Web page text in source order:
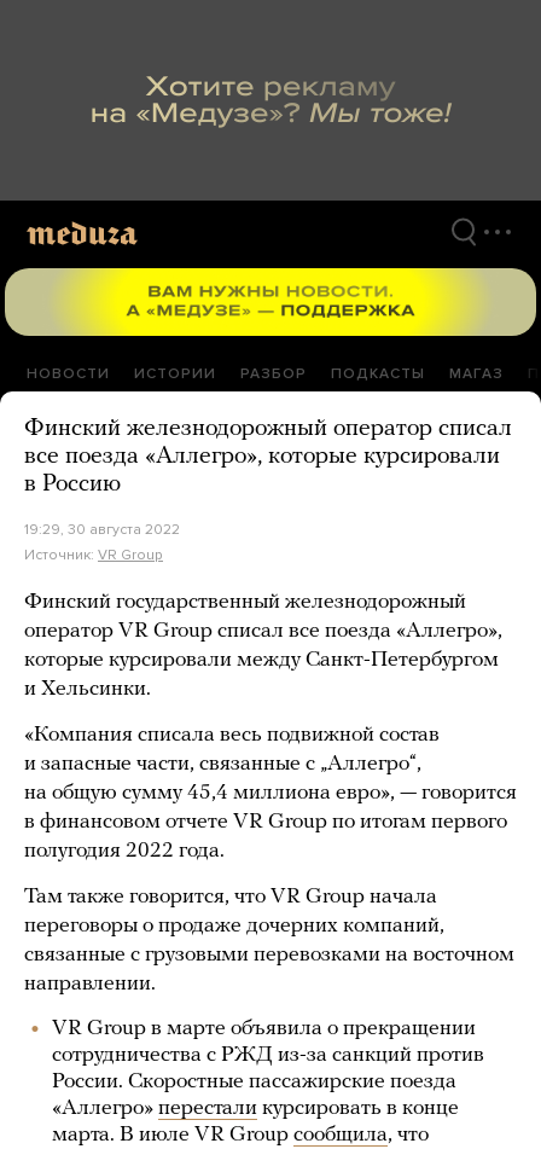
НОВОСТИ ИСТОРИИ РАЗБОР ПОДКАСТЫ МАГАЗ
Финский железнодорожный оператор списал
все поезда «Аллегро», которые курсировали
в Россию
19:29, 30 августа 2022
Источник: VR Group
Финский государственный железнодорожный
оператор VR Group списал все поезда «Аллегро»,
которые курсировали между Санкт-Петербургом
и Хельсинки.
«Компания списала весь подвижной состав
и запасные части, связанные с „Аллегро“,
на общую сумму 45,4 миллиона евро», — говорится
в финансовом отчете VR Group по итогам первого
полугодия 2022 года.
Там также говорится, что VR Group начала
переговоры о продаже дочерних компаний,
связанные с грузовыми перевозками на восточном
направлении.
VR Group в марте объявила о прекращении
сотрудничества с РЖД из-за санкций против
России. Скоростные пассажирские поезда
«Аллегро» перестали курсировать в конце
марта. В июле VR Group сообщила, что